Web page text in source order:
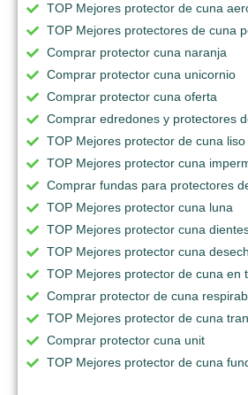
TOP Mejores protector de cuna
TOP Mejores protectores de cuna
Comprar protector cuna naranja
Comprar protector cuna unicornio
Comprar protector cuna oferta
Comprar edredones y protectores
TOP Mejores protector de cuna liso
TOP Mejores protector cuna
Comprar fundas para protectores
TOP Mejores protector cuna luna
TOP Mejores protector cuna
TOP Mejores protector cuna
TOP Mejores protector de cuna en
Comprar protector de cuna
TOP Mejores protector de cuna
Comprar protector cuna unit
TOP Mejores protector de cuna